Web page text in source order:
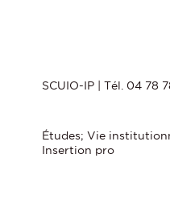
SCUIO-IP | Tél. 04 78
Études; Vie
Insertion pro